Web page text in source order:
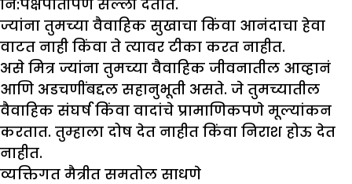
नि:पक्षपातीपणे सल्ला देतात.
ज्यांना तुमच्या वैवाहिक सुखाचा किंवा आनंदाचा हेवा
वाटत नाही किंवा ते त्यावर टीका करत नाहीत.
असे मित्र ज्यांना तुमच्या वैवाहिक जीवनातील आव्हानं
आणि अडचणींबद्दल सहानुभूती असते. जे तुमच्यातील
वैवाहिक संघर्ष किंवा वादांचे प्रामाणिकपणे मूल्यांकन
करतात. तुम्हाला दोष देत नाहीत किंवा निराश होऊ देत
नाहीत.
व्यक्तिगत मैत्रीत समतोल साधणे